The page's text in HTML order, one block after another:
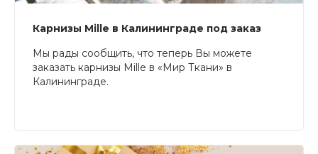
Карнизы Mille в Калининграде под заказ
Мы рады сообщить, что теперь Вы можете
заказать карнизы Mille в «Мир Ткани» в
Калининграде.